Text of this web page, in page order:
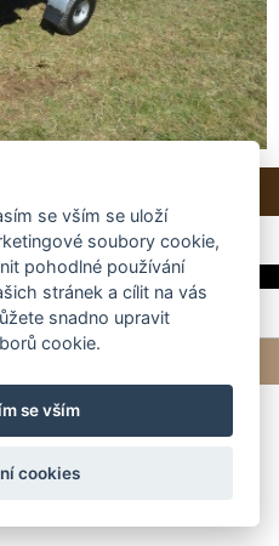
složky
|5|6|7(čas ve vteřinách)
se vším se uloží
soubory cookie,
pohodlné používání
stránek a cílit na vás
snadno upravit
cookie.
se vším
cookies